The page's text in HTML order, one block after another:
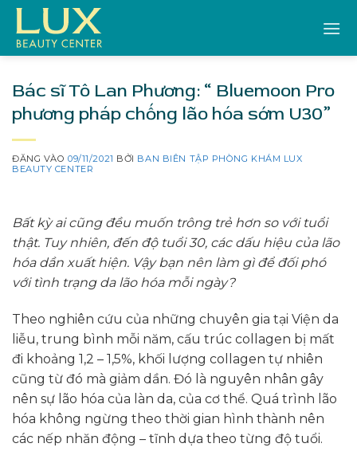
Bỏ
qua
nội
Bác sĩ Tô Lan Phương: “ Bluemoon Pro
phương pháp chống lão hóa sớm U30”
ĐĂNG VÀO09/11/2021 BỞI BAN BIÊN TẬP PHÒNG KHÁM LUX
BEAUTY CENTER
Bất kỳ ai cũng đều muốn trông trẻ hơn so với tuổi
thật. Tuy nhiên, đến độ tuổi 30, các dấu hiệu của lão
hóa dần xuất hiện. Vậy bạn nên làm gì để đối phó
với tình trạng da lão hóa mỗi ngày?
Theo nghiên cứu của những chuyên gia tại Viện da
liễu, trung bình mỗi năm, cấu trúc collagen bị mất
đi khoảng 1,2 – 1,5%, khối lượng collagen tự nhiên
cũng từ đó mà giảm dần. Đó là nguyên nhân gây
nên sự lão hóa của làn da, của cơ thể. Quá trình lão
hóa không ngừng theo thời gian hình thành nên
các nếp nhăn động – tĩnh dựa theo từng độ tuổi.